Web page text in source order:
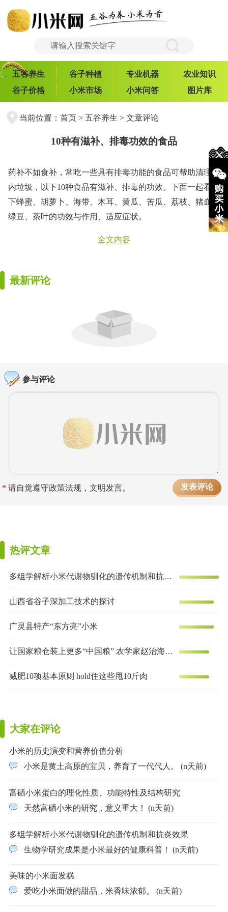
五谷养生 谷子种植 专业机器
农业知识
谷子价格
小米市场 小米问答 图片库
当前位置： 首页> 五谷养生 > 文章评论
10种有滋补、排毒功效的食品
药补不如食补，常吃一些具有排毒功能的食品可帮助清理体
内垃圾，以下10种食品有滋补、排毒的功效。下面一起看一
下蜂蜜、胡萝卜、海带、木耳、黄瓜、苦瓜、荔枝、猪血、
绿豆、茶叶的功效与作用、适应症状。
全文内容
最新评论
参与评论
* 请自觉遵守政策法规，文明发言。
热评文章
多组学解析小米代谢物驯化的遗传机制和抗炎效果
山西省谷子深加工技术的探讨
广灵县特产“东方亮”小米
让国家粮仓装上更多“中国粮” 农学家赵治海的谷子梦
减肥10项基本原则 hold住这些甩10斤肉
大家在评论
小米的历史演变和营养价值分析
小米是黄土高原的宝贝，养育了一代代人。 (n天前)
富硒小米蛋白的理化性质、功能特性及结构研究
天然富硒小米的研究，意义重大！ (n天前)
多组学解析小米代谢物驯化的遗传机制和抗炎效果
生物学研究成果是小米最好的健康科普！ (n天前)
美味的小米面发糕
爱吃小米面做的甜品，米香味浓郁。 (n天前)